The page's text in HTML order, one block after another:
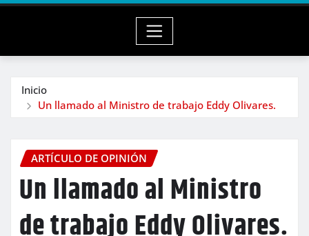
Inicio
Un llamado al Ministro de trabajo Eddy Olivares.
ARTÍCULO DE OPINIÓN
Un llamado al Ministro
de trabajo Eddy Olivares.